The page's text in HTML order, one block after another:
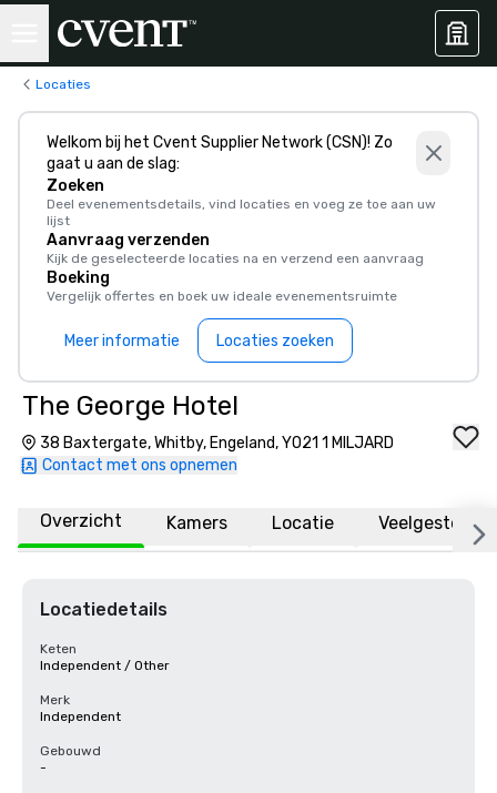
Locaties
Welkom bij het Cvent Supplier Network (CSN)! Zo
gaat u aan de slag:
Zoeken
Deel evenementsdetails, vind locaties en voeg ze toe aan uw
lijst
Aanvraag verzenden
Kijk de geselecteerde locaties na en verzend een aanvraag
Boeking
Vergelijk offertes en boek uw ideale evenementsruimte
Meer informatie Locaties zoeken
The George Hotel
38 Baxtergate, Whitby, Engeland, YO21 1 MILJARD
Contact met ons opnemen
Overzicht Kamers Locatie Veelgestelde
Locatiedetails
Keten
Independent / Other
Merk
Independent
Gebouwd
-